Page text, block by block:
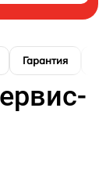
Гарантия